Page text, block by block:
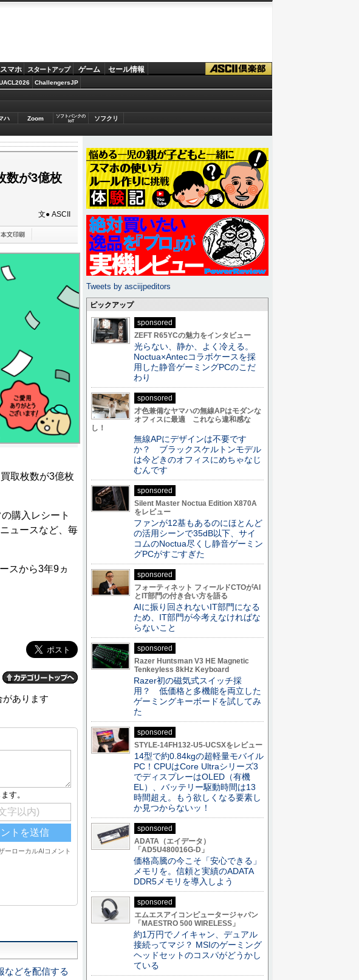
スマホ スタートアップ ゲーム セール情報
ChallengersJP
ハ Zoom
ソフトバンクの
IoT
ソフクリ
数が3億枚
文● ASCII
取枚数が3億枚
購入レシート
ュースなど、毎
スから3年9ヵ
あります
などを配信する
Tweets by asciijpeditors
ピックアップ
sponsored
ZEFT R65YCの魅力をインタビュー
光らない、静か、よく冷える。
Noctua×Antecコラボケースを採
用した静音ゲーミングPCのこだ
わり
sponsored
才色兼備なヤマハの無線APはモダンな
オフィスに最適 これなら違和感な
し！
無線APにデザインは不要です
か？ ブラックスケルトンモデル
は今どきのオフィスにめちゃなじ
むんです
sponsored
Silent Master Noctua Edition X870A
をレビュー
ファンが12基もあるのにほとんど
の活用シーンで35dB以下、サイ
コムのNoctua尽くし静音ゲーミン
グPCがすごすぎた
sponsored
フォーティネット フィールドCTOがAI
とIT部門の付き合い方を語る
AIに振り回されないIT部門になる
ため、IT部門が今考えなければな
らないこと
sponsored
Razer Huntsman V3 HE Magnetic
Tenkeyless 8kHz Keyboard
Razer初の磁気式スイッチ採
用？ 低価格と多機能を両立した
ゲーミングキーボードを試してみ
た
sponsored
STYLE-14FH132-U5-UCSXをレビュー
14型で約0.84kgの超軽量モバイル
PC！CPUはCore Ultraシリーズ3
でディスプレーはOLED（有機
EL）、バッテリー駆動時間は13
時間超え。もう欲しくなる要素し
か見つからないッ！
sponsored
ADATA（エイデータ）
「AD5U480016G-D」
価格高騰の今こそ「安心できる」
メモリを。信頼と実績のADATA
DDR5メモリを導入しよう
sponsored
エムエスアイコンピュータージャパン
「MAESTRO 500 WIRELESS」
約1万円でノイキャン、デュアル
接続ってマジ？ MSIのゲーミング
ヘッドセットのコスパがどうかし
ている